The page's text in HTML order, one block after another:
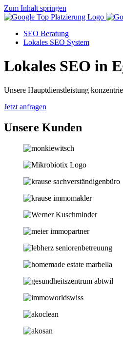
Zum Inhalt springen
SEO Beratung
Lokales SEO System
Lokales SEO in
Unsere Hauptdienstleistung
Jetzt anfragen
Unsere Kunden